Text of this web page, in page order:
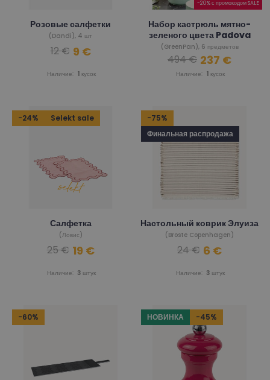
Розовые салфетки
(Dandi), 4 шт
Наличие: 1 кусок
12 € 9 €
-20% с промокодом SALE
Набор кастрюль мятно-
зеленого цвета Padova
(GreenPan), 6 предметов
Наличие: 1 кусок
494 € 237 €
-24% Selekt sale
Салфетка
(Ловис)
Наличие: 3 штук
25 € 19 €
-75%
Финальная распродажа
Настольный коврик Элуиза
(Broste Copenhagen)
Наличие: 3 штук
24 € 6 €
-60% НОВИНКА -45%